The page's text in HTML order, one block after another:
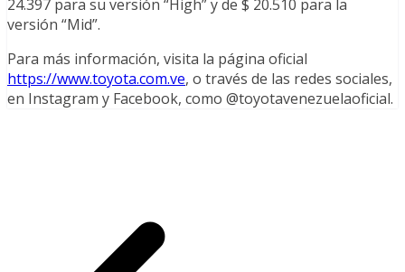
24.397 para su versión “High” y de $ 20.510 para la
versión “Mid”.
Para más información, visita la página oficial
https://www.toyota.com.ve, o través de las redes sociales,
en Instagram y Facebook, como @toyotavenezuelaoficial.